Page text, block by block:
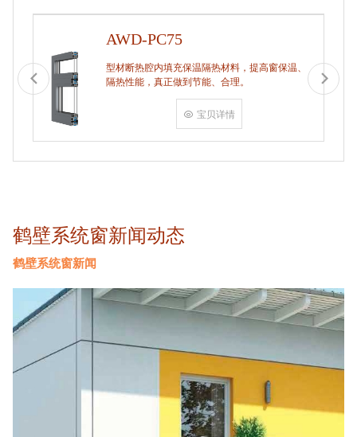
AWD-PC75
型材断热腔内填充保温隔热材料，提高窗保温、
隔热性能，真正做到节能、合理。
宝贝详情
鹤壁系统窗新闻动态
鹤壁系统窗新闻